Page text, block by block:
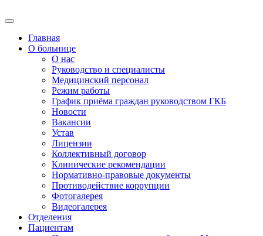
Главная
О больнице
О нас
Руководство и специалисты
Медицинский персонал
Режим работы
График приёма граждан руководством ГКБ
Новости
Вакансии
Устав
Лицензии
Коллективный договор
Клинические рекомендации
Нормативно-правовые документы
Противодействие коррупции
Фотогалерея
Видеогалерея
Отделения
Пациентам